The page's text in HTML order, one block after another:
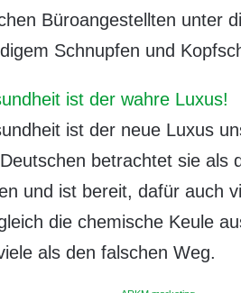
Büroangestellten unter
Schnupfen und
ist der wahre Luxus!
ist der neue Luxus
betrachtet sie als
und ist bereit, dafür auch
die chemische Keule
als den falschen Weg.